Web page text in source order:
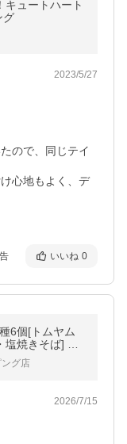
キュートハート
グ
2023/5/27
ので、同じテイ
心地もよく、デ
いいね 0
6個[トムヤム
焼きそば] 非
完全栄養食 たんぱく質
グ店
2026/7/15